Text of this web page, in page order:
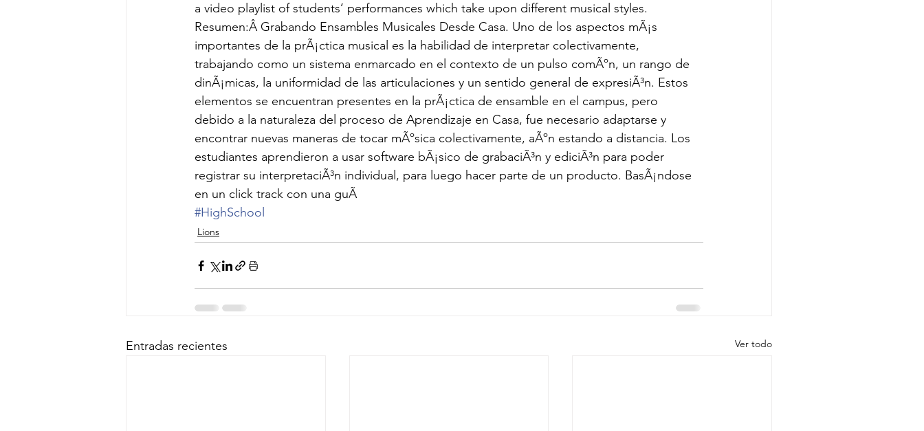
a video playlist of students’ performances which take upon different musical styles.
Resumen:Â Grabando Ensambles Musicales Desde Casa. Uno de los aspectos mÃ¡s
importantes de la prÃ¡ctica musical es la habilidad de interpretar colectivamente,
trabajando como un sistema enmarcado en el contexto de un pulso comÃºn, un rango de
dinÃ¡micas, la uniformidad de las articulaciones y un sentido general de expresiÃ³n. Estos
elementos se encuentran presentes en la prÃ¡ctica de ensamble en el campus, pero
debido a la naturaleza del proceso de Aprendizaje en Casa, fue necesario adaptarse y
encontrar nuevas maneras de tocar mÃºsica colectivamente, aÃºn estando a distancia. Los
estudiantes aprendieron a usar software bÃ¡sico de grabaciÃ³n y ediciÃ³n para poder
registrar su interpretaciÃ³n individual, para luego hacer parte de un producto. BasÃ¡ndose
en un click track con una guÃ
#HighSchool
Lions
Entradas recientes Ver todo